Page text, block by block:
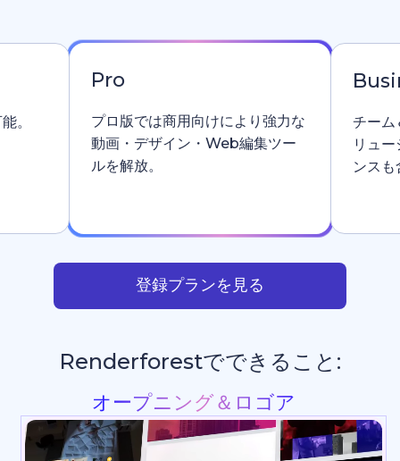
。
Pro
プロ版では商用向けにより強力な
動画・デザイン・Web編集ツー
ルを解放。
チーム
リュ
ンス
登録プランを見る
Renderforestでできること:
プレゼンテーション_